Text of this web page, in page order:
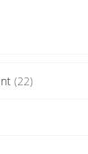
(22)